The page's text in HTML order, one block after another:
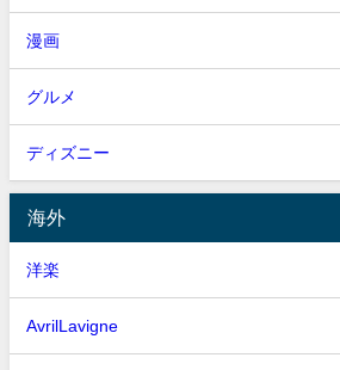
漫画
グルメ
ディズニー
海外
洋楽
AvrilLavigne